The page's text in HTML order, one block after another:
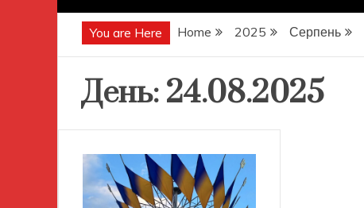
You are Here Home 2025 Серпень
День: 24.08.2025